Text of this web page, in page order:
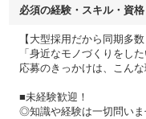
必須の経験・スキル・資格
【大型採用だから同期多数
「身近なモノづくりをし
応募のきっかけは、こんな
■未経験歓迎！
◎知識や経験は一切問いま